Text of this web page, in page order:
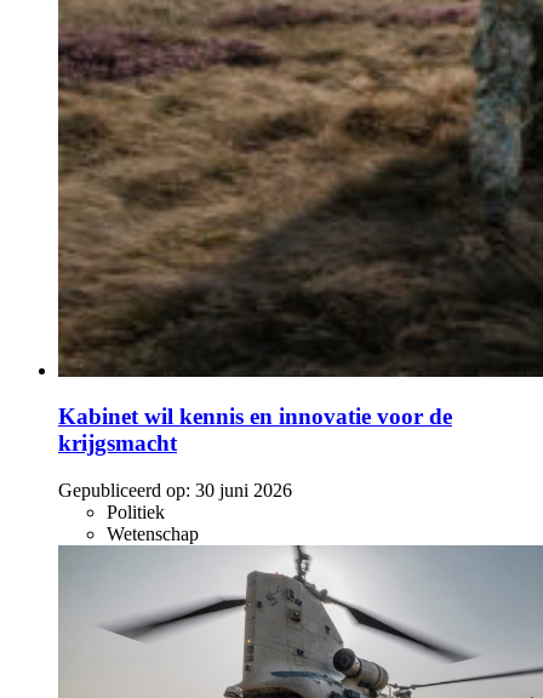
Kabinet wil kennis en innovatie voor de
krijgsmacht
Gepubliceerd op: 30 juni 2026
Politiek
Wetenschap